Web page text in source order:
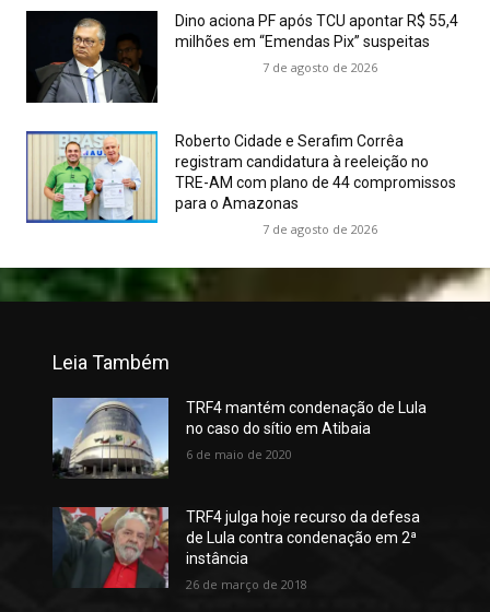
Dino aciona PF após TCU apontar R$ 55,4
milhões em “Emendas Pix” suspeitas
7 de agosto de 2026
Roberto Cidade e Serafim Corrêa
registram candidatura à reeleição no
TRE-AM com plano de 44 compromissos
para o Amazonas
7 de agosto de 2026
Leia Também
TRF4 mantém condenação de Lula
no caso do sítio em Atibaia
6 de maio de 2020
TRF4 julga hoje recurso da defesa
de Lula contra condenação em 2ª
instância
26 de março de 2018